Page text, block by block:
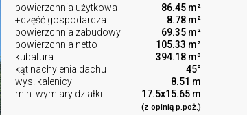
powierzchnia użytkowa
86.45 m²
+część gospodarcza
8.78 m²
powierzchnia zabudowy
69.35 m²
powierzchnia netto
105.33 m²
kubatura
394.18 m³
kąt nachylenia dachu
45°
wys. kalenicy
8.51 m
min. wymiary działki
17.5x15.65 m
(z opinią p.poż.)